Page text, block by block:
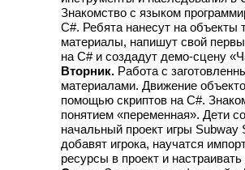
Знакомство с языком
C#. Ребята нанесут на объекты
материалы, напишут свой
на C# и создадут демо-сцену
Вторник. Работа с
материалами. Движение
помощью скриптов на C#.
понятием «переменная». Дети
начальный проект игры Subway
добавят игрока, научатся
ресурсы в проект и настраивать